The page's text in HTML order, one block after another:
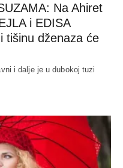
Na Ahiret
i EDISA
tišinu dženaza će
i dalje je u dubokoj tuzi